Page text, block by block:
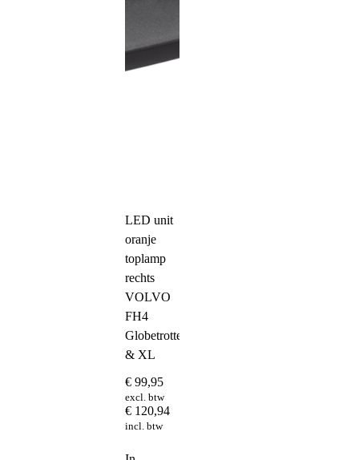
LED unit
oranje
toplamp
rechts
VOLVO
FH4
Globetrotter
& XL
€ 99,95
excl. btw
€ 120,94
incl. btw